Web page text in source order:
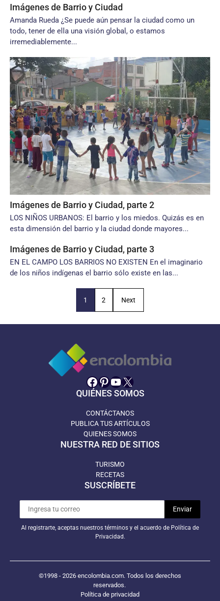
Imágenes de Barrio y Ciudad
Amanda Rueda ¿Se puede aún pensar la ciudad como un
todo, tener de ella una visión global, o estamos
irremediablemente...
Imágenes de Barrio y Ciudad, parte 2
LOS NIÑOS URBANOS: El barrio y los miedos. Quizás es en
esta dimensión del barrio y la ciudad donde mayores...
Imágenes de Barrio y Ciudad, parte 3
EN EL CAMPO LOS BARRIOS NO EXISTEN En el imaginario
de los niños indígenas el barrio sólo existe en las...
1 2 Next
Facebook
Pinterest
YouTube
X
QUIÉNES SOMOS
CONTÁCTANOS
PUBLICA TUS ARTÍCULOS
QUIENES SOMOS
NUESTRA RED DE SITIOS
TURISMO
RECETAS
SUSCRÍBETE
Al registrarte, aceptas nuestros términos y el acuerdo de Política de
Privacidad.
©1998 - 2026 encolombia.com. Todos los derechos
reservados.
Política de privacidad